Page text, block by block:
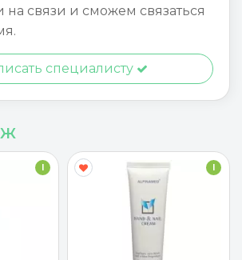
на связи и сможем связаться
специалисту